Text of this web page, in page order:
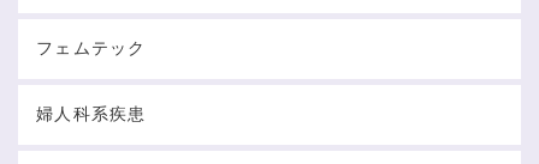
フェムテック
婦人科系疾患